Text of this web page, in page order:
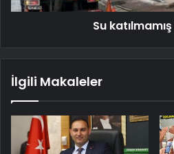
Su
İlgili Makaleler